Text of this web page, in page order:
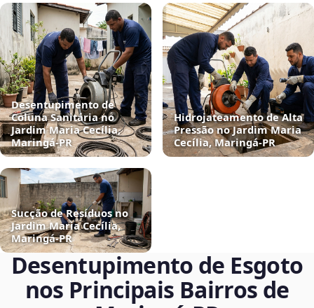
Desentupimento de
Coluna Sanitária no
Jardim Maria Cecília,
Maringá‑PR
Hidrojateamento de Alta
Pressão no Jardim Maria
Cecília, Maringá‑PR
Sucção de Resíduos no
Jardim Maria Cecília,
Maringá‑PR
Desentupimento de Esgoto
nos Principais Bairros de